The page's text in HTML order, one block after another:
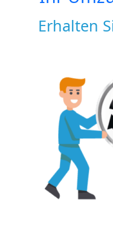
Erhalten